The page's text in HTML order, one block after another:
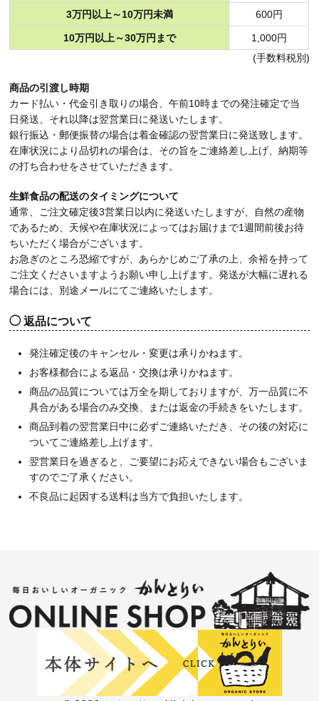
3万円以上～10万円未満 600円
10万円以上～30万円まで
1,000円
(手数料税別)
商品の引渡し時期
カード払い・代金引き取りの場合、午前10時までの発注確定で当
日発送、それ以降は翌営業日に発送いたします。
銀行振込・郵便振替の場合は着金確認の翌営業日に発送致します。
在庫状況により品切れの場合は、その旨をご連絡差し上げ、納期等
の打ち合わせをさせていただきます。
生鮮食品の配送のタイミングについて
通常、ご注文確定後3営業日以内に発送いたしますが、自然の産物
であるため、天候や在庫状況によってはお届けまで1週間前後お待
ちいただく場合がございます。
お急ぎのところ恐縮ですが、あらかじめご了承の上、余裕を持って
ご注文くださいますようお願い申し上げます。発送が大幅に遅れる
場合には、別途メールにてご連絡いたします。
返品について
発注確定後のキャンセル・変更は承りかねます。
お客様都合による返品・交換は承りかねます。
商品の品質については万全を期しておりますが、万一品質に不
具合がある場合のみ交換、または返金の手続きをいたします。
商品到着の翌営業日中に必ずご連絡いただき、その後の対応に
ついてご連絡差し上げます。
翌営業日を過ぎると、ご要望にお応えできない場合もございま
すのでご了承ください。
不良品に起因する送料は当方で負担いたします。